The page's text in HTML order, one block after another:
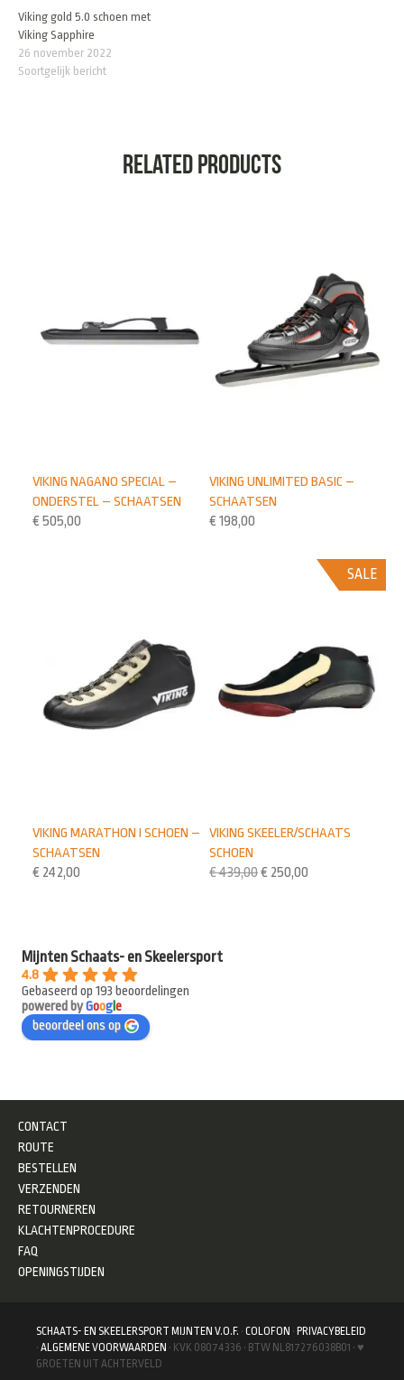
Viking gold 5.0 schoen met
Viking Sapphire
26 november 2022
Soortgelijk bericht
Related products
VIKING UNLIMITED BASIC –
SCHAATSEN
€ 198,00
VIKING NAGANO SPECIAL –
ONDERSTEL – SCHAATSEN
€ 505,00
SALE
VIKING SKEELER/SCHAATS
SCHOEN
€439,00€ 250,00
VIKING MARATHON I SCHOEN –
SCHAATSEN
€ 242,00
Mijnten Schaats- en Skeelersport
4.8
Gebaseerd op 193 beoordelingen
powered byGooge
beoordeel ons op
CONTACT
ROUTE
BESTELLEN
VERZENDEN
RETOURNEREN
KLACHTENPROCEDURE
FAQ
OPENINGSTIJDEN
SCHAATS- EN SKEELERSPORT MIJNTEN V.O.F. · COLOFON · PRIVACYBELEID
· ALGEMENE VOORWAARDEN · KVK 08074336 · BTW NL817276038B01 · ♥
GROETEN UIT ACHTERVELD